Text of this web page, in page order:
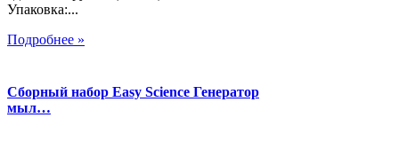
Упаковка:...
Подробнее »
Сборный набор Easy Science Генератор
мыл…